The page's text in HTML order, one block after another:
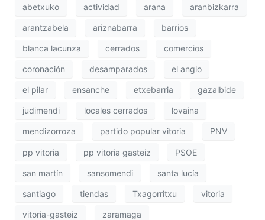
abetxuko actividad arana aranbizkarra
arantzabela ariznabarra barrios
blanca lacunza cerrados comercios
coronación desamparados el anglo
el pilar ensanche etxebarria gazalbide
judimendi locales cerrados lovaina
mendizorroza partido popular vitoria PNV
pp vitoria pp vitoria gasteiz PSOE
san martín sansomendi santa lucía
santiago tiendas Txagorritxu vitoria
vitoria-gasteiz zaramaga